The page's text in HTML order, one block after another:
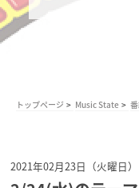
トップページ Music State
2021年02月23日（火曜日）